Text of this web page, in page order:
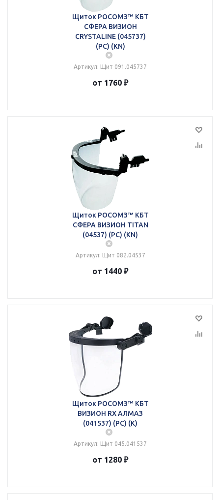
Щиток РОСОМЗ™ КБТ
СФЕРА ВИЗИОН
CRYSTALINE (045737)
(PC) (KN)
Артикул: Щит 091.045737
от 1760 ₽
Щиток РОСОМЗ™ КБТ
СФЕРА ВИЗИОН TITAN
(04537) (PC) (KN)
Артикул: Щит 082.04537
от 1440 ₽
Щиток РОСОМЗ™ КБТ
ВИЗИОН RX АЛМАЗ
(041537) (PC) (K)
Артикул: Щит 045.041537
от 1280 ₽